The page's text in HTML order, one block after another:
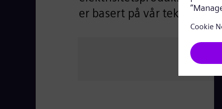
er basert på vår teknologi